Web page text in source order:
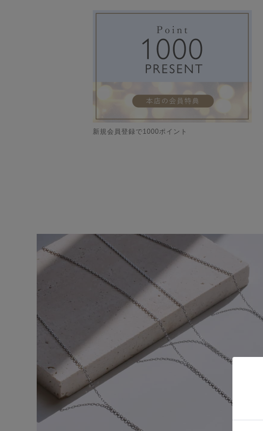
新規会員登録で1000ポイント